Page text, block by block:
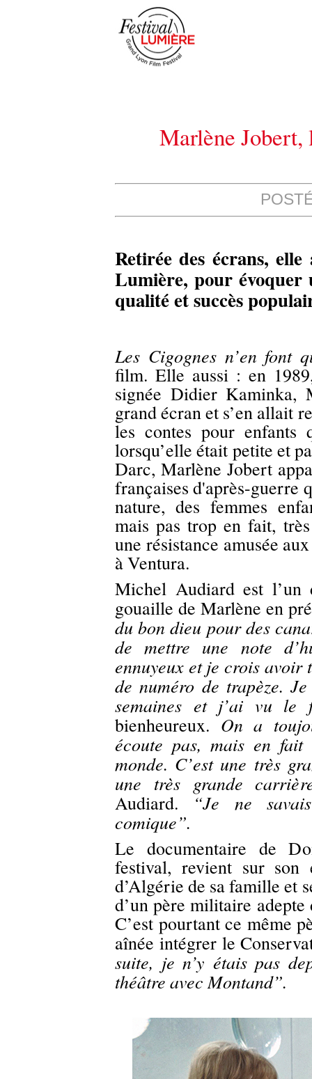
Marlène Jobert,
Retirée des écrans,
Lumière, pour
qualité et succès
Les Cigognes n’en font
film. Elle aussi : en
signée Didier Kaminka,
grand écran et s’en allait
les contes pour enfants
lorsqu’elle était petite et
Darc, Marlène Jobert
françaises d'après-guerre
nature, des femmes
mais pas trop en fait,
une résistance amusée
à Ventura.
Michel Audiard est l’un
gouaille de Marlène en
du bon dieu pour des
de mettre une note
ennuyeux et je crois avoir
de numéro de trapèze.
semaines et j’ai vu le
bienheureux. On a
écoute pas, mais en
monde. C’est une très
une très grande
Audiard. “Je ne
comique”.
Le documentaire de
festival, revient sur son
d’Algérie de sa famille et
d’un père militaire
C’est pourtant ce même
aînée intégrer le
suite, je n’y étais pas
théâtre avec Montand”.